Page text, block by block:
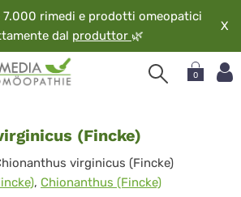
7.000 rimedi e prodotti omeopatici
dal produttor 🌿
X
0
(Fincke)
virginicus (Fincke)
, Chionanthus (Fincke)